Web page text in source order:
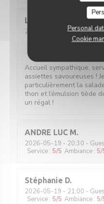
Personal
Cookie
L
2026-05-20
- 19:45 -
Ambiance:5/
Accueil sympathique,
assiettes savoureuses !
particulièrement la
thon et l’émulsion tiède
un régal !
ANDRE LUC M
2026-05-19 - 20:30 -
Service : 5/5 Ambiance : 5/
Stéphanie D
2026-05-19 - 21:00 -
Service : 5/5 Ambiance : 5/